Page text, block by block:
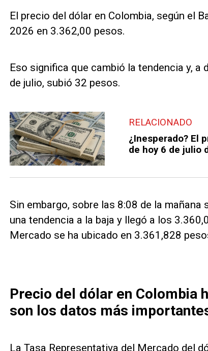
El precio del dólar en Colombia, según el
2026 en 3.362,00 pesos.
Eso significa que cambió la tendencia y,
de julio, subió 32 pesos.
RELACIONADO
¿Inesperado? El
de hoy 6 de julio
Sin embargo, sobre las 8:08 de la
una tendencia a la baja y llegó a los
Mercado se ha ubicado en 3.361,828
Precio del dólar en Colombia
son los datos más
La Tasa Representativa del Mercado del